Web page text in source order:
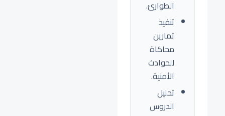
الطوارئ.
تنفيذ
تمارين
محاكاة
للحوادث
الأمنية.
تحليل
الدروس